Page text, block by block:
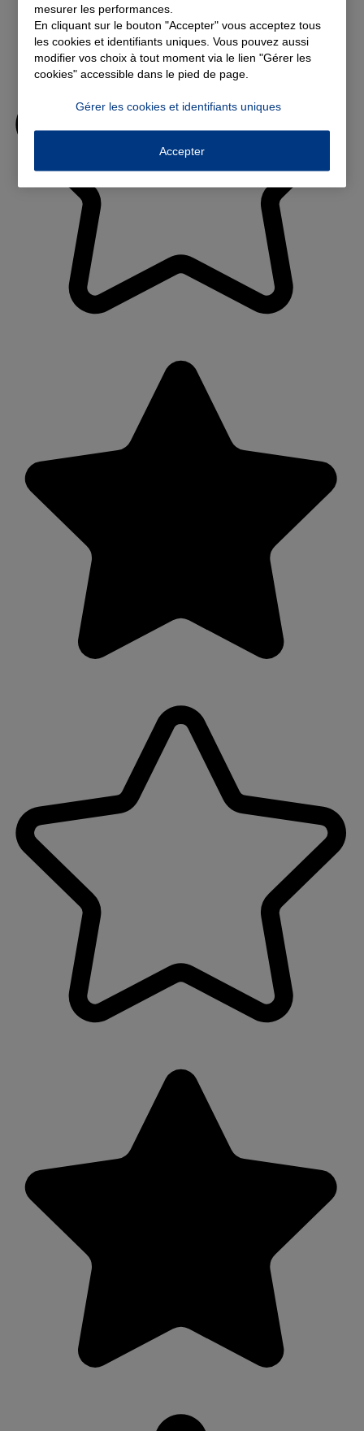
mesurer les performances.
En cliquant sur le bouton "Accepter" vous acceptez tous
les cookies et identifiants uniques. Vous pouvez aussi
modifier vos choix à tout moment via le lien "Gérer les
cookies" accessible dans le pied de page.
Gérer les cookies et identifiants uniques
Accepter